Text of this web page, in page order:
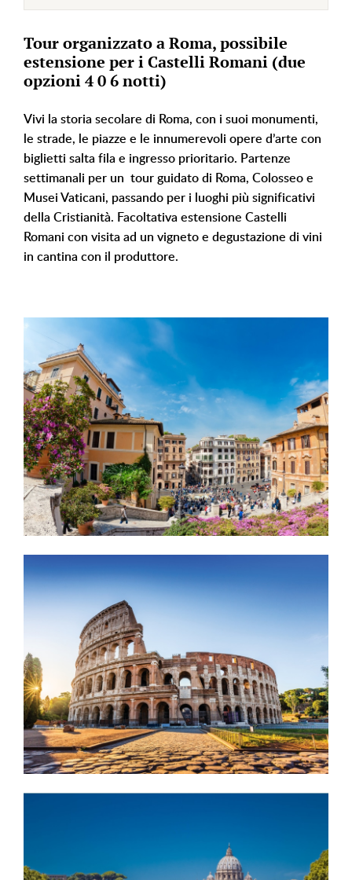
Tour organizzato a Roma, possibile
estensione per i Castelli Romani (due
opzioni 4 0 6 notti)
Vivi la storia secolare di Roma, con i suoi monumenti,
le strade, le piazze e le innumerevoli opere d’arte con
biglietti salta fila e ingresso prioritario. Partenze
settimanali per un tour guidato di Roma, Colosseo e
Musei Vaticani, passando per i luoghi più significativi
della Cristianità. Facoltativa estensione Castelli
Romani con visita ad un vigneto e degustazione di vini
in cantina con il produttore.